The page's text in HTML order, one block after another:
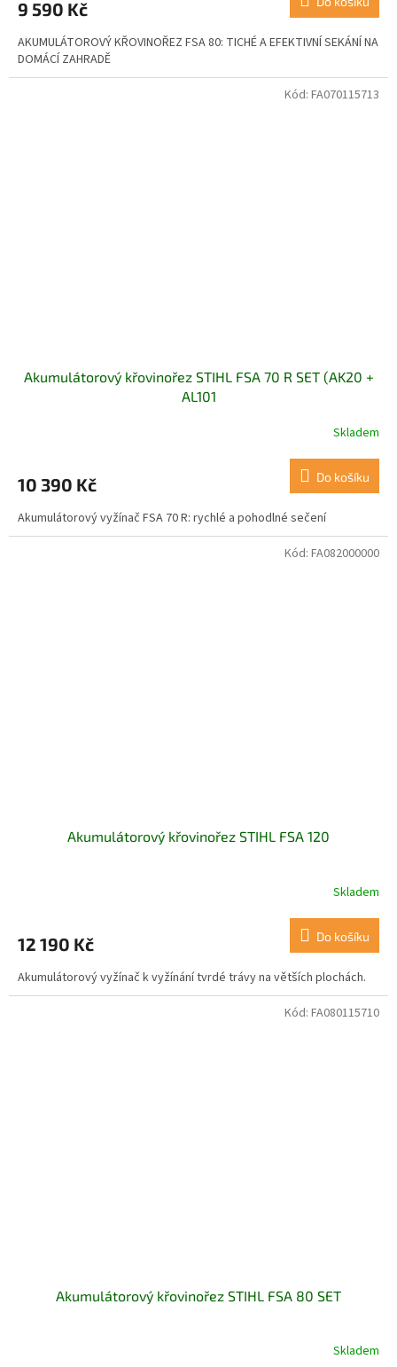
9 590 Kč
AKUMULÁTOROVÝ KŘOVINOŘEZ FSA 80: TICHÉ A EFEKTIVNÍ SEKÁNÍ NA
DOMÁCÍ ZAHRADĚ
Akumulátorový křovinořez STIHL FSA 70 R SET (AK20 +
AL101
Skladem
10 390 Kč Do košíku
Akumulátorový vyžínač FSA 70 R: rychlé a pohodlné sečení
Kód: FA070115713
Akumulátorový křovinořez STIHL FSA 120
Skladem
12 190 Kč Do košíku
Akumulátorový vyžínač k vyžínání tvrdé trávy na větších plochách.
Kód: FA082000000
Akumulátorový křovinořez STIHL FSA 80 SET
Skladem
Kód: FA080115710